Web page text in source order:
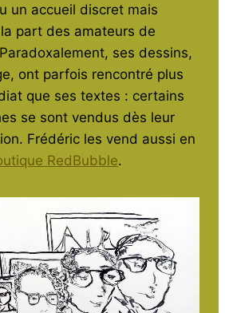
un accueil discret mais
part des amateurs de
ses dessins,
ont parfois rencontré plus
que ses textes : certains
se sont vendus dès leur
Frédéric les vend aussi en
RedBubble.